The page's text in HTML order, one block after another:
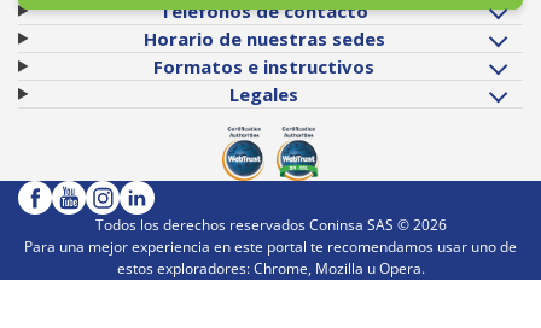
Teléfonos de contacto
Horario de nuestras sedes
Formatos e instructivos
Legales
Todos los derechos reservados Coninsa SAS ©2026
Para una mejor experiencia en este portal te recomendamos usar uno de
estos exploradores: Chrome, Mozilla u Opera.